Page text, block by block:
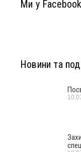
Ми у Facebook
Новини та